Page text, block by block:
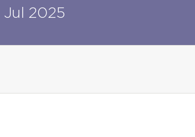
Jul 2025